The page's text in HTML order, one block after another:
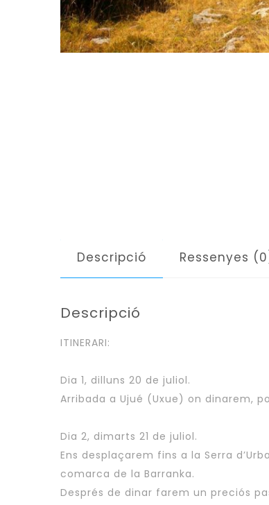
Descripció Ressenyes
Descripció
ITINERARI:
Dia 1, dilluns 20 de juliol.
Arribada a Ujué (Uxue) on dinarem,
Dia 2, dimarts 21 de juliol.
Ens desplaçarem fins a la Serra
comarca de la Barranka.
Després de dinar farem un preciós